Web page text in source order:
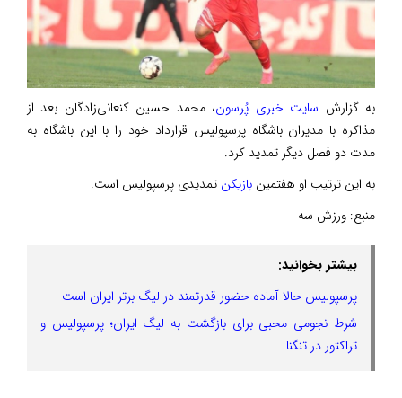
به گزارش سایت خبری پُرسون، محمد حسین کنعانی‌زادگان بعد از
مذاکره با مدیران باشگاه پرسپولیس قرارداد خود را با این باشگاه به
مدت دو فصل دیگر تمدید کرد.
به این ترتیب او هفتمین بازیکن تمدیدی پرسپولیس است.
منبع: ورزش سه
بیشتر بخوانید:
پرسپولیس حالا آماده حضور قدرتمند در لیگ برتر ایران است
شرط نجومی محبی برای بازگشت به لیگ ایران؛ پرسپولیس و
تراکتور در تنگنا